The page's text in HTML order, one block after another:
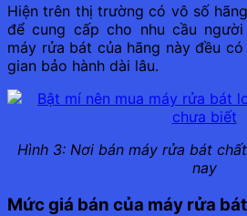
Hiện trên thị trường có vô số
để cung cấp cho nhu cầu
máy rửa bát của hãng này đều
gian bảo hành dài lâu.
Hình 3: Nơi bán máy rửa bát
nay
Mức giá bán của máy rửa